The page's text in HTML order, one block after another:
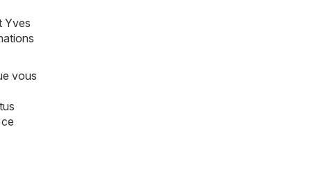
Yves
vous